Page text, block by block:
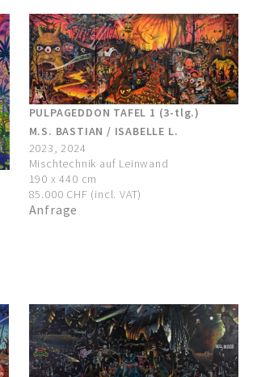
PULPAGEDDON TAFEL 1 (3-tlg.)
M.S. BASTIAN / ISABELLE L.
2023, 2024
Mischtechnik auf Leinwand
190 x 440 cm
85.000 CHF (incl. VAT)
Anfrage